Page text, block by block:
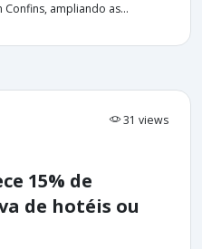
ampliando as...
31 views
15% de
de hotéis ou